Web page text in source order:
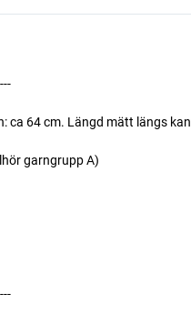
ca 64 cm. Längd mätt längs
garngrupp A)